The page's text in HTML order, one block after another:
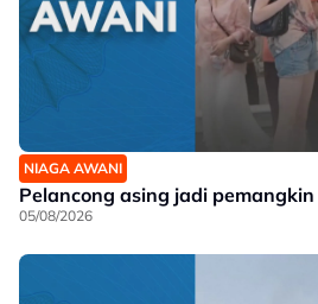
NIAGA AWANI
Pelancong asing jadi
05/08/2026